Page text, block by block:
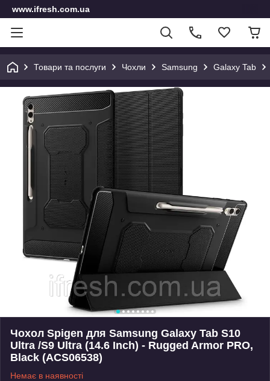
www.ifresh.com.ua
Товари та послуги Чохли Samsung Galaxy Tab
Чохол Spigen для Samsung Galaxy Tab S10
Ultra /S9 Ultra (14.6 Inch) - Rugged Armor PRO,
Black (ACS06538)
Немає в наявності